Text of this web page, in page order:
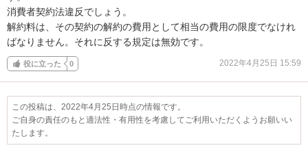
消費者契約法違反でしょう。
解約料は、その契約の解約の費用として相当の費用の限度でなけれ
ばなりません。それに反する規定は無効です。
役に立った 0 2022年4月25日 15:59
この投稿は、2022年4月25日時点の情報です。
ご自身の責任のもと適法性・有用性を考慮してご利用いただくようお願いい
たします。